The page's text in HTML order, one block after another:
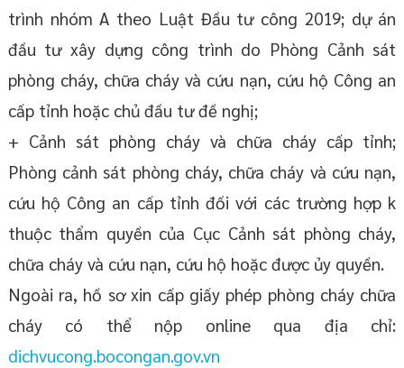
trình nhóm A theo Luật Đầu tư công 2019; dự án
đầu tư xây dựng công trình do Phòng Cảnh sát
phòng cháy, chữa cháy và cứu nạn, cứu hộ Công an
cấp tỉnh hoặc chủ đầu tư đề nghị;
+ Cảnh sát phòng cháy và chữa cháy cấp tỉnh;
Phòng cảnh sát phòng cháy, chữa cháy và cứu nạn,
cứu hộ Công an cấp tỉnh đối với các trường hợp k
thuộc thẩm quyền của Cục Cảnh sát phòng cháy,
chữa cháy và cứu nạn, cứu hộ hoặc được ủy quyền.
Ngoài ra, hồ sơ xin cấp giấy phép phòng cháy chữa
cháy có thể nộp online qua địa chỉ:
dichvucong.bocongan.gov.vn